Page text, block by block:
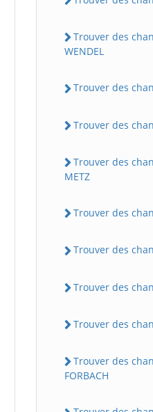
Trouver des
WENDEL
Trouver des
Trouver des
Trouver des
METZ
Trouver des
Trouver des
Trouver des
Trouver des
Trouver des
FORBACH